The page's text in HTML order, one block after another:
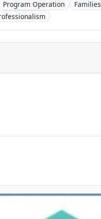
Program Operation
Families